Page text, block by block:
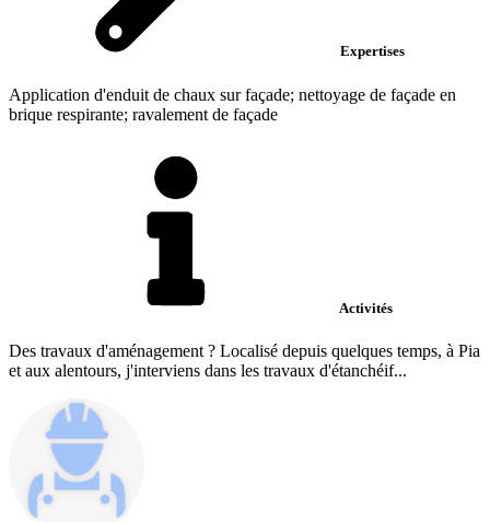
Expertises
Application d'enduit de chaux sur façade; nettoyage de façade en
brique respirante; ravalement de façade
Activités
Des travaux d'aménagement ? Localisé depuis quelques temps, à Pia
et aux alentours, j'interviens dans les travaux d'étanchéif...